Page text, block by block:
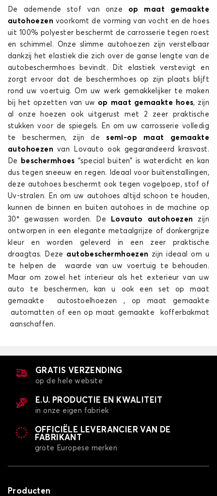
Autohoes voor RENAULT ARKANA
AUSTRAL
Autohoes voor RENAULT AUSTRAL
AVANTIME
Autohoes voor RENAULT AVANTIME
CAPTUR
Autohoes voor RENAULT CLIO 1
De ademende stof van onze op maat gemaakte
autohoezen voorkomt de vorming van vocht en de hoes
uit 100% polyester beschermt de carrosserie tegen roest
en schimmel. Onze slimme autohoezen zijn verstelbaar
dankzij het elastiek die zich over de ganse lengte van de
autobeschermhoes bevindt. Dit elastiek verstevigt en
zorgt ervoor dat de beschermhoes op zijn plaats blijft
rond uw voertuig. Om uw werk gemakkelijker te maken
bij het opzetten van uw op maat gemaakte hoes, zijn
al onze hoezen ook uitgerust met 2 zeer praktische
stukken voor de spiegels. En om uw carrosserie volledig
te beschermen, zijn desemi-op maat gemaakte
autohoezenvan Lovauto ook gegarandeerd krasvast.
De
beschermhoes “special buiten” is waterdicht en kan
dus tegen sneeuw en regen. Ideaal voor buitenstallingen,
deze autohoes beschermt ook tegen vogelpoep, stof of
Uv-stralen. En om uw autohoes altijd schoon te houden,
kunnen de binnen en buiten autohoes in de machine op
30° gewassen worden. De
Lovauto autohoezen
zijn
ontworpen in een elegante metaalgrijze of donkergrijze
kleur en worden geleverd in een zeer praktische
draagtas. Deze autobeschermhoezen zijn ideaal om u
te helpen de waarde van uw voertuig te behouden.
Maar om zowel het interieur als het exterieur van uw
auto te beschermen, kan u ook een set op maat
gemaakte autostoelhoezen , op maat gemaakte
automatten of een op maat gemaakte kofferbakmat
aanschaffen.
GRATIS VERZENDING
op de hele website
E.U. PRODUCTIE EN KWALITEIT
in onze eigen fabriek
OFFICIËLE LEVERANCIER VAN DE
FABRIKANT
grote Europese merken
Producten